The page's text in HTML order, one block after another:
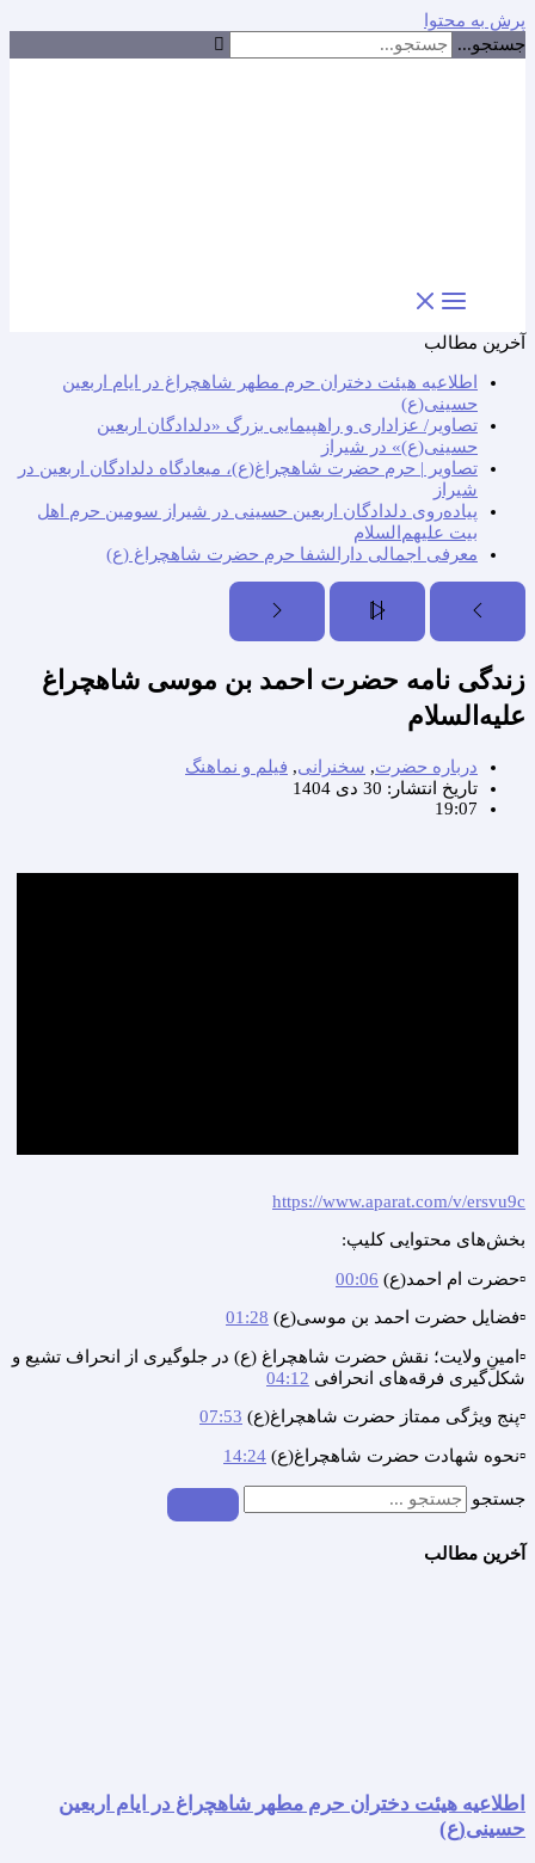
پرش به محتوا
جستجو...
آخرین مطالب
اطلاعیه هیئت دختران حرم مطهر شاهچراغ در ایام اربعین
حسینی(ع)
تصاویر/ عزاداری و راهپیمایی بزرگ «دلدادگان اربعین
حسینی(ع)» در شیراز
تصاویر | حرم حضرت شاهچراغ(ع)، میعادگاه دلدادگان اربعین در
شیراز
پیاده‌روی دلدادگان اربعین حسینی در شیراز سومین حرم اهل
بیت علیهم‌السلام
معرفی اجمالی دارالشفا حرم حضرت شاهچراغ (ع)
زندگی نامه حضرت احمد بن موسی شاهچراغ
علیه‌السلام
درباره حضرت, سخنرانی, فیلم و نماهنگ
تاریخ انتشار: 30 دی 1404
19:07
https://www.aparat.com/v/ersvu9c
بخش‌های محتوایی کلیپ:
▫️حضرت ام احمد(ع) 00:06
▫️فضایل حضرت احمد بن موسی(ع) 01:28
▫️امینِ ولایت؛ نقش حضرت شاهچراغ (ع) در جلوگیری از انحراف تشیع و
شکل‌گیری فرقه‌های انحرافی 04:12
▫️پنج ویژگی ممتاز حضرت شاهچراغ(ع) 07:53
▫️نحوه شهادت حضرت شاهچراغ(ع) 14:24
جستجو
آخرین مطالب
اطلاعیه هیئت دختران حرم مطهر شاهچراغ در ایام اربعین
حسینی(ع)